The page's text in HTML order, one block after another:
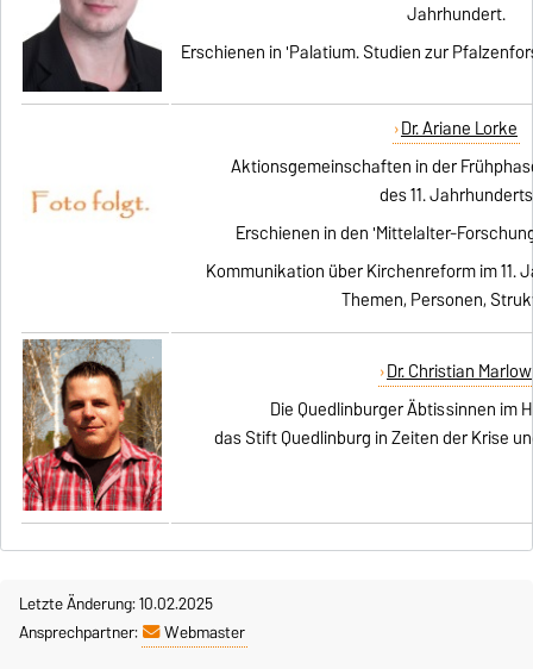
Jahrhundert.
Erschienen in 'Palatium. Studien zur
Dr. Ariane Lorke
Aktionsgemeinschaften in der
des 11. Jahrhunderts
Erschienen in den 'Mittelalter-
Kommunikation über Kirchenreform im 11.
Themen, Personen,
Dr. Christian Marlow
Die Quedlinburger Äbtissinnen im
das Stift Quedlinburg in Zeiten der Krise
Letzte Änderung: 10.02.2025
Ansprechpartner:
Webmaster